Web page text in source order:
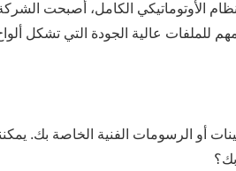
الأوتوماتيكي الكامل، أصبحت
للملفات عالية الجودة التي تشكل
أو الرسومات الفنية الخاصة بك.